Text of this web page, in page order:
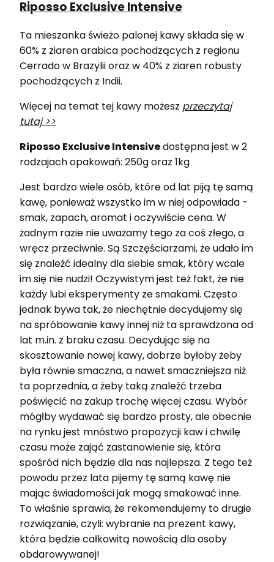
Riposso Exclusive Intensive
Ta mieszanka świeżo palonej kawy składa się w
60% z ziaren arabica pochodzących z regionu
Cerrado w Brazylii oraz w 40% z ziaren robusty
pochodzących z Indii.
Więcej na temat tej kawy możesz przeczytaj
tutaj >>
Riposso Exclusive Intensivedostępna jest w 2
rodzajach opakowań: 250g oraz 1kg
Jest bardzo wiele osób, które od lat piją tę samą
kawę, ponieważ wszystko im w niej odpowiada -
smak, zapach, aromat i oczywiście cena. W
żadnym razie nie uważamy tego za coś złego, a
wręcz przeciwnie. Są Szczęściarzami, że udało im
się znaleźć idealny dla siebie smak, który wcale
im się nie nudzi! Oczywistym jest też fakt, że nie
każdy lubi eksperymenty ze smakami. Często
jednak bywa tak, że niechętnie decydujemy się
na spróbowanie kawy innej niż ta sprawdzona od
lat m.in. z braku czasu. Decydując się na
skosztowanie nowej kawy, dobrze byłoby żeby
była równie smaczna, a nawet smaczniejsza niż
ta poprzednia, a żeby taką znaleźć trzeba
poświęcić na zakup trochę więcej czasu. Wybór
mógłby wydawać się bardzo prosty, ale obecnie
na rynku jest mnóstwo propozycji kaw i chwilę
czasu może zająć zastanowienie się, która
spośród nich będzie dla nas najlepsza. Z tego też
powodu przez lata pijemy tę samą kawę nie
mając świadomości jak mogą smakować inne.
To właśnie sprawia, że rekomendujemy to drugie
rozwiązanie, czyli: wybranie na prezent kawy,
która będzie całkowitą nowością dla osoby
obdarowywanej!